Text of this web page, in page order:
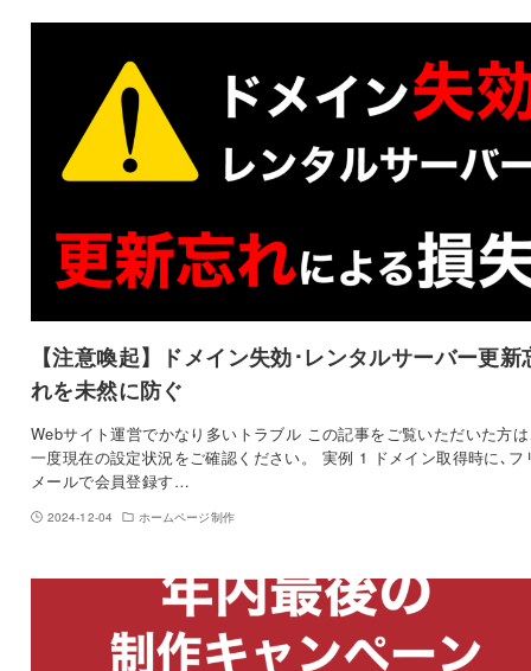
【注意喚起】ドメイン失効･レンタルサーバー更新
れを未然に防ぐ
Webサイト運営でかなり多いトラブル この記事をご覧いただいた方
一度現在の設定状況をご確認ください。 実例 1 ドメイン取得時に､フ
メールで会員登録す…
2024-12-04 ホームページ制作